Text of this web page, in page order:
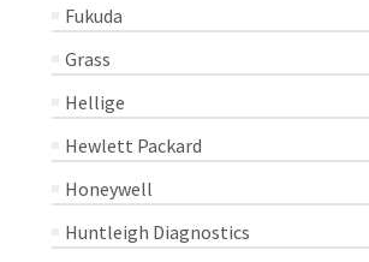
Fukuda
Grass
Hellige
Hewlett Packard
Honeywell
Huntleigh Diagnostics